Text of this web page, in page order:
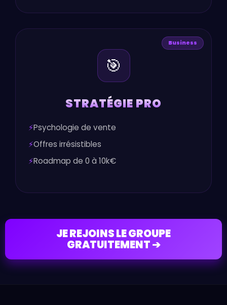
Business
🎯
STRATÉGIE PRO
Psychologie de vente
Offres irrésistibles
Roadmap de 0 à 10k€
JE REJOINS LE GROUPE
GRATUITEMENT ➔